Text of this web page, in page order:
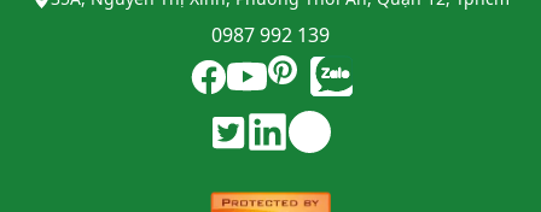
0987 992 139